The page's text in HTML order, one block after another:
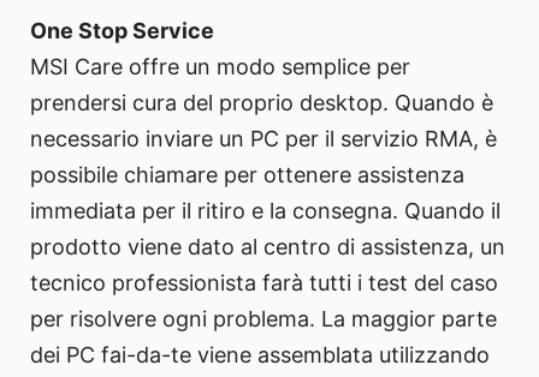
One Stop Service
MSI Care offre un modo semplice per
prendersi cura del proprio desktop. Quando è
necessario inviare un PC per il servizio RMA, è
possibile chiamare per ottenere assistenza
immediata per il ritiro e la consegna. Quando il
prodotto viene dato al centro di assistenza, un
tecnico professionista farà tutti i test del caso
per risolvere ogni problema. La maggior parte
dei PC fai-da-te viene assemblata utilizzando